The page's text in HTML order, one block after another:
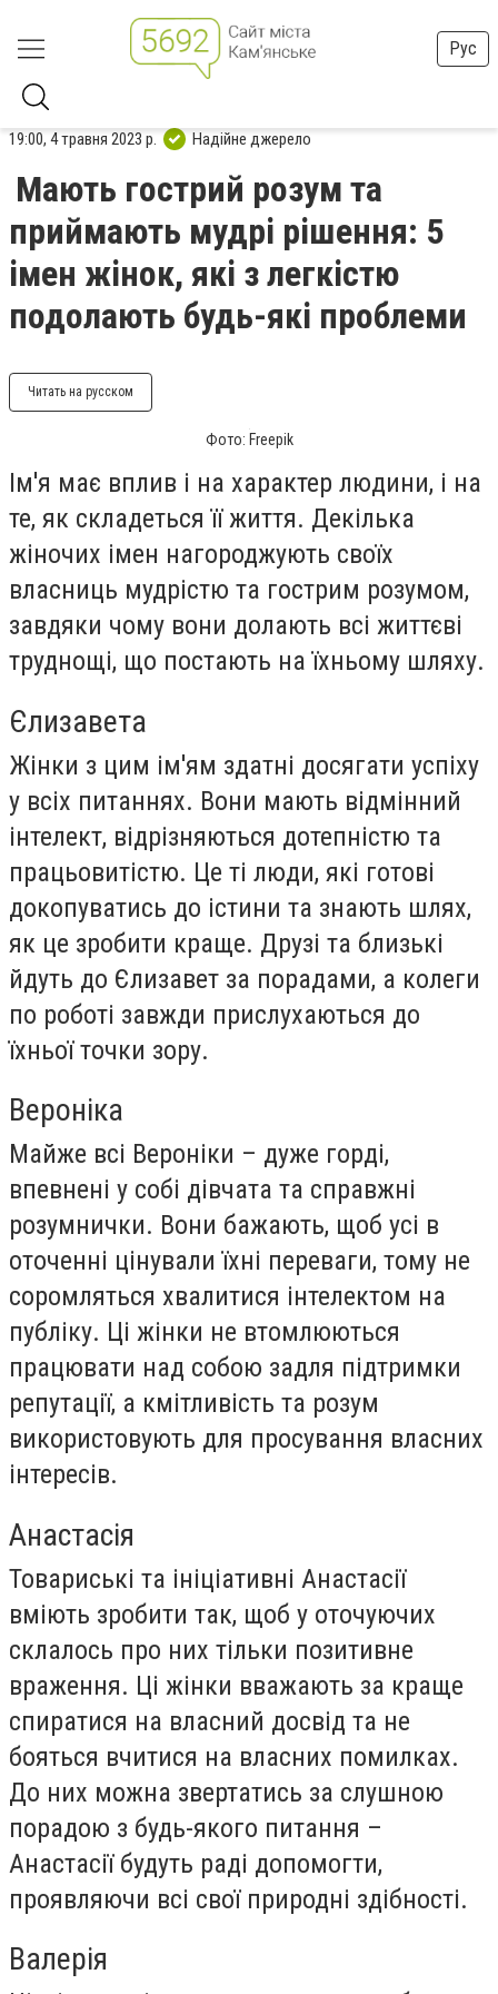
Рус
19:00, 4 травня 2023 р. Надійне джерело
Мають гострий розум та
приймають мудрі рішення: 5
імен жінок, які з легкістю
подолають будь-які проблеми
Читать на русском
Фото: Freepik
Ім'я має вплив і на характер людини, і на
те, як складеться її життя. Декілька
жіночих імен нагороджують своїх
власниць мудрістю та гострим розумом,
завдяки чому вони долають всі життєві
труднощі, що постають на їхньому шляху.
Єлизавета
Жінки з цим ім'ям здатні досягати успіху
у всіх питаннях. Вони мають відмінний
інтелект, відрізняються дотепністю та
працьовитістю. Це ті люди, які готові
докопуватись до істини та знають шлях,
як це зробити краще. Друзі та близькі
йдуть до Єлизавет за порадами, а колеги
по роботі завжди прислухаються до
їхньої точки зору.
Вероніка
Майже всі Вероніки – дуже горді,
впевнені у собі дівчата та справжні
розумнички. Вони бажають, щоб усі в
оточенні цінували їхні переваги, тому не
соромляться хвалитися інтелектом на
публіку. Ці жінки не втомлюються
працювати над собою задля підтримки
репутації, а кмітливість та розум
використовують для просування власних
інтересів.
Анастасія
Товариські та ініціативні Анастасії
вміють зробити так, щоб у оточуючих
склалось про них тільки позитивне
враження. Ці жінки вважають за краще
спиратися на власний досвід та не
бояться вчитися на власних помилках.
До них можна звертатись за слушною
порадою з будь-якого питання –
Анастасії будуть раді допомогти,
проявляючи всі свої природні здібності.
Валерія